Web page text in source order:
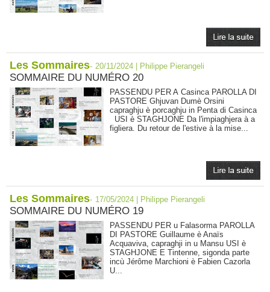
Les Sommaires- 20/11/2024 | Philippe Pierangeli
SOMMAIRE DU NUMÉRO 20
PASSENDU PER A Casinca PAROLLA DI
PASTORE Ghjuvan Dumè Orsini
capraghju è porcaghju in Penta di Casinca
USI è STAGHJONE Da l'impiaghjera à a
figliera. Du retour de l'estive à la mise...
Les Sommaires- 17/05/2024 | Philippe Pierangeli
SOMMAIRE DU NUMÉRO 19
PASSENDU PER u Falasorma PAROLLA
DI PASTORE Guillaume è Anaïs
Acquaviva, capraghji in u Mansu USI è
STAGHJONE E Tintenne, sigonda parte
incù Jérôme Marchioni è Fabien Cazorla
U...